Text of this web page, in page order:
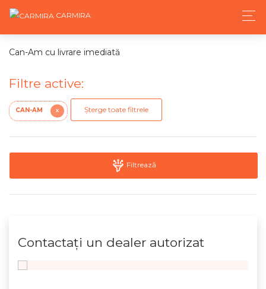
CARMIRA
Can-Am cu livrare imediată
Filtre active:
CAN-AM X Șterge toate filtrele
Filtrează
Contactaţi un dealer autorizat